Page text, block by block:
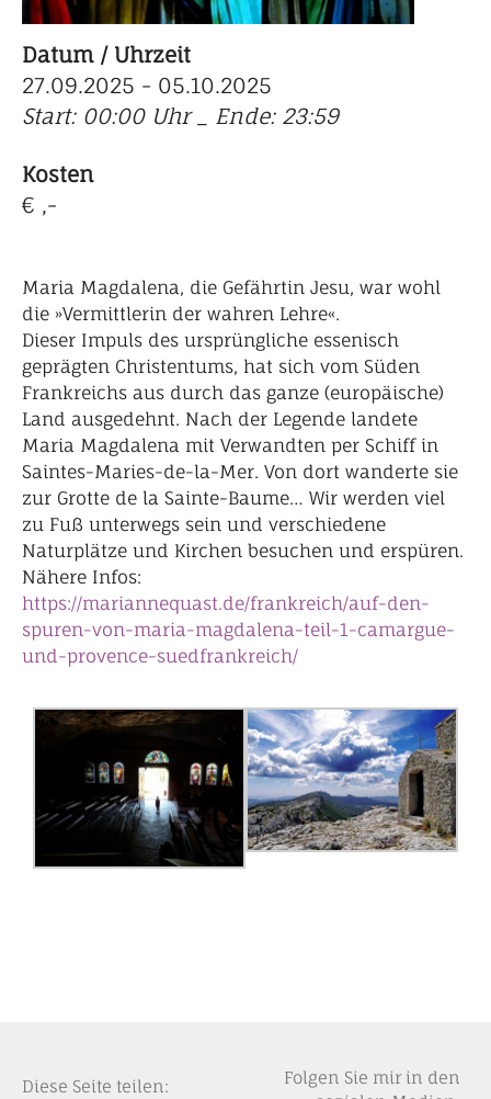
Datum / Uhrzeit
27.09.2025 - 05.10.2025
Start: 00:00 Uhr _ Ende: 23:59
Kosten
€ ,-
Maria Magdalena, die Gefährtin Jesu, war wohl
die »Vermittlerin der wahren Lehre«.
Dieser Impuls des ursprüngliche essenisch
geprägten Christentums, hat sich vom Süden
Frankreichs aus durch das ganze (europäische)
Land ausgedehnt. Nach der Legende landete
Maria Magdalena mit Verwandten per Schiff in
Saintes-Maries-de-la-Mer. Von dort wanderte sie
zur Grotte de la Sainte-Baume… Wir werden viel
zu Fuß unterwegs sein und verschiedene
Naturplätze und Kirchen besuchen und erspüren.
Nähere Infos:
https://mariannequast.de/frankreich/auf-den-
spuren-von-maria-magdalena-teil-1-camargue-
und-provence-suedfrankreich/
Diese Seite teilen:
Folgen Sie mir in den